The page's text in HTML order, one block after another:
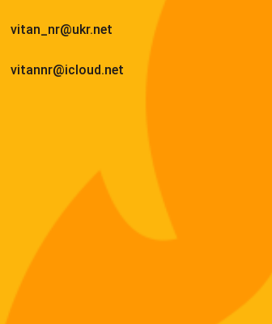
vitan_nr@ukr.net
vitannr@icloud.net